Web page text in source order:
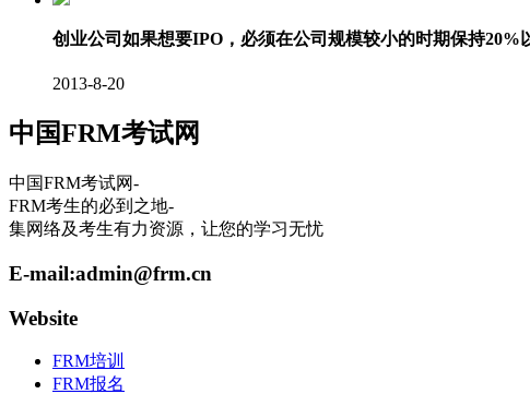
创业公司如果想要IPO，必须在公司规模较小的时期保持20%
2013-8-20
中国FRM考试网
中国FRM考试网-
FRM考生的必到之地-
集网络及考生有力资源，让您的学习无忧
E-mail:admin@frm.cn
Website
FRM培训
FRM报名